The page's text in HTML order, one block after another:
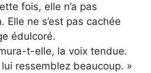
fois, elle n’a pas
Elle ne s’est pas cachée
édulcoré.
t-elle, la voix tendue.
ressemblez beaucoup. »